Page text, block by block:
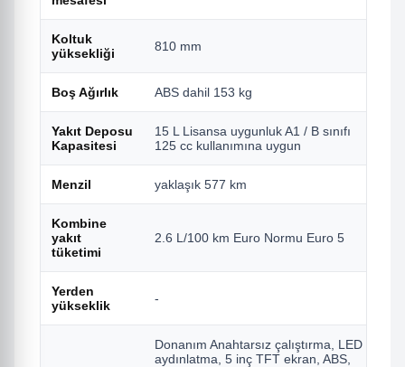
Koltuk
yüksekliği
810 mm
Boş Ağırlık ABS dahil 153 kg
Yakıt Deposu
Kapasitesi
15 L Lisansa uygunluk A1 / B sınıfı
125 cc kullanımına uygun
Menzil yaklaşık 577 km
Kombine
yakıt
tüketimi
2.6 L/100 km Euro Normu Euro 5
Yerden
yükseklik
-
Donanım Anahtarsız çalıştırma, LED
aydınlatma, 5 inç TFT ekran, ABS,